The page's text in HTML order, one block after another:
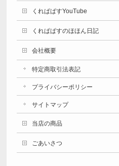
くれぱぱすYouTube
くれぱぱすのほほん日記
会社概要
特定商取引法表記
プライバシーポリシー
サイトマップ
当店の商品
ごあいさつ